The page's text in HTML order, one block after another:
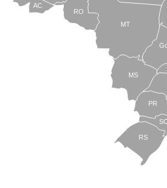
AC
RO
MT
MS
PR
SC
RS